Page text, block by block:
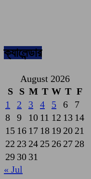
ক্যালেন্ডার
August 2026
S
S M T W T F
1
2 3 4 5 6
7
8
9 10 11 12 13 14
15 16 17 18 19 20 21
22 23 24 25 26 27 28
29 30 31
« Jul